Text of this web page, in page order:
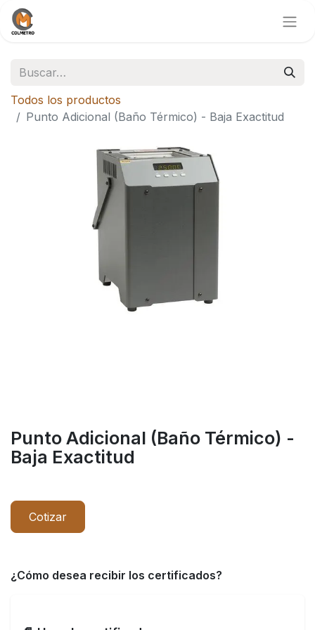
Todos los productos
Punto Adicional (Baño Térmico) - Baja Exactitud
Punto Adicional (Baño Térmico) -
Baja Exactitud
Cotizar
¿Cómo desea recibir los certificados?